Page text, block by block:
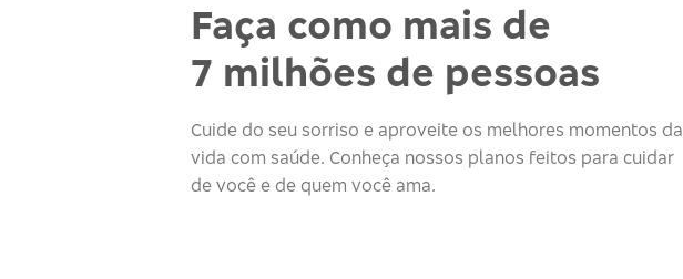
Faça como mais de
7 milhões de pessoas
Cuide do seu sorriso e aproveite os melhores momentos da
vida com saúde. Conheça nossos planos feitos para cuidar
de você e de quem você ama.